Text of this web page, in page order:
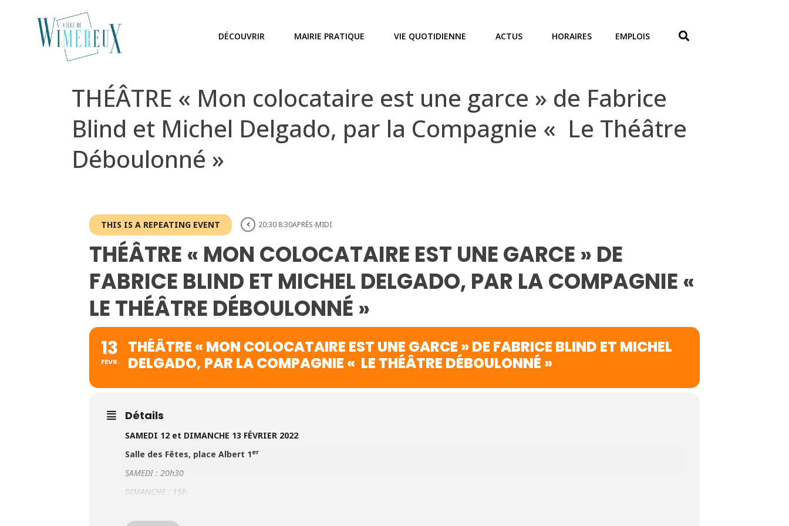
DÉCOUVRIR MAIRIE PRATIQUE VIE QUOTIDIENNE ACTUS HORAIRES EMPLOIS
THÉÂTRE « Mon colocataire est une garce » de Fabrice
Blind et Michel Delgado, par la Compagnie « Le Théâtre
Déboulonné »
THIS IS A REPEATING EVENT 20:30 8:30APRÈS-MIDI
THÉÂTRE « MON COLOCATAIRE EST UNE GARCE » DE
FABRICE BLIND ET MICHEL DELGADO, PAR LA COMPAGNIE «
LE THÉÂTRE DÉBOULONNÉ »
13
FEVR.
THÉÂTRE « MON COLOCATAIRE EST UNE GARCE » DE FABRICE BLIND ET MICHEL
DELGADO, PAR LA COMPAGNIE « LE THÉÂTRE DÉBOULONNÉ »
Détails
SAMEDI 12 et DIMANCHE 13 FÉVRIER 2022
Salle des Fêtes, place Albert 1er
SAMEDI : 20h30
DIMANCHE : 15h